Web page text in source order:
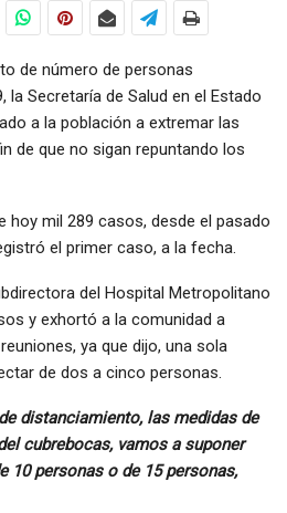
de número de personas
la Secretaría de Salud en el Estado
a la población a extremar las
de que no sigan repuntando los
hoy mil 289 casos, desde el pasado
el primer caso, a la fecha.
del Hospital Metropolitano
y exhortó a la comunidad a
ya que dijo, una sola
de dos a cinco personas.
distanciamiento, las medidas de
cubrebocas, vamos a suponer
10 personas o de 15 personas,